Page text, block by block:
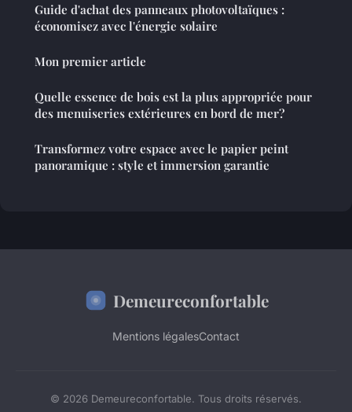
Guide d'achat des panneaux photovoltaïques :
économisez avec l'énergie solaire
Mon premier article
Quelle essence de bois est la plus appropriée pour
des menuiseries extérieures en bord de mer?
Transformez votre espace avec le papier peint
panoramique : style et immersion garantie
Demeureconfortable
Mentions légalesContact
© 2026 Demeureconfortable. Tous droits réservés.